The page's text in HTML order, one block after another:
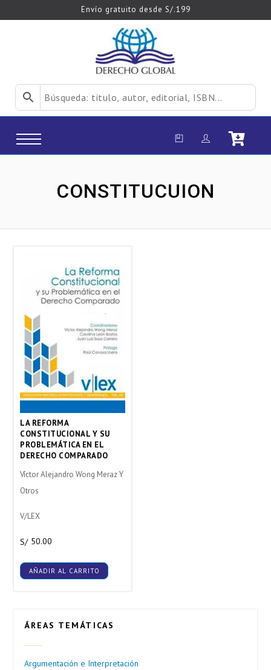
Envío gratuito desde S/.199
CONSTITUCUION
ÁREAS TEMÁTICAS
Argumentación e Interpretación
LA REFORMA
CONSTITUCIONAL Y SU
PROBLEMÁTICA EN EL
DERECHO COMPARADO
Víctor Alejandro Wong Meraz Y
Otros
V/LEX
S/ 50.00
AÑADIR AL CARRITO